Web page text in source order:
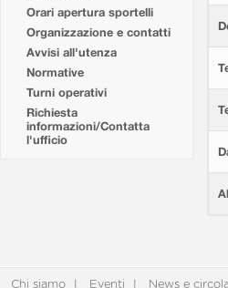
Orari apertura sportelli
Organizzazione e contatti
Avvisi all'utenza
Normative
Turni operativi
Richiesta
informazioni/Contatta
l'ufficio
Chi siamo Eventi News e